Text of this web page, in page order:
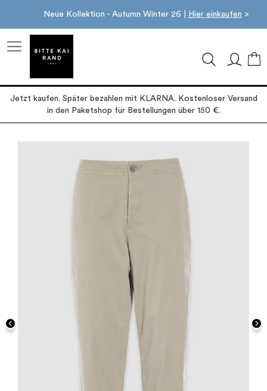
Neue Kollektion - Autumn Winter 26 | Hier einkaufen >
Jetzt kaufen. Später bezahlen mit KLARNA. Kostenloser Versand
in den Paketshop für Bestellungen über 150 €.